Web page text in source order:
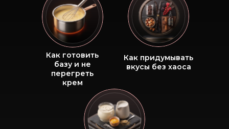
Как придумывать
вкусы без хаоса
Как готовить
базу и не
перегреть
крем